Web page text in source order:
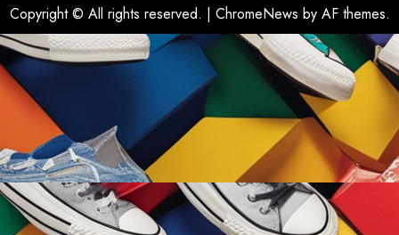
Copyright © All rights reserved. | ChromeNews by AF themes.